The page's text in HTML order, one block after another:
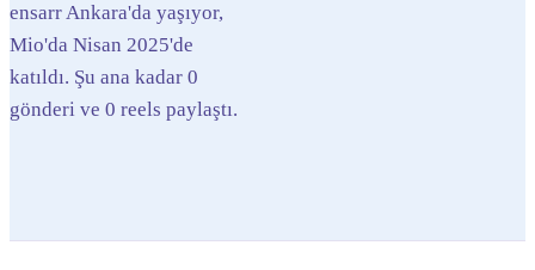
ensarr Ankara'da yaşıyor,
Mio'da Nisan 2025'de
katıldı. Şu ana kadar 0
gönderi ve 0 reels paylaştı.